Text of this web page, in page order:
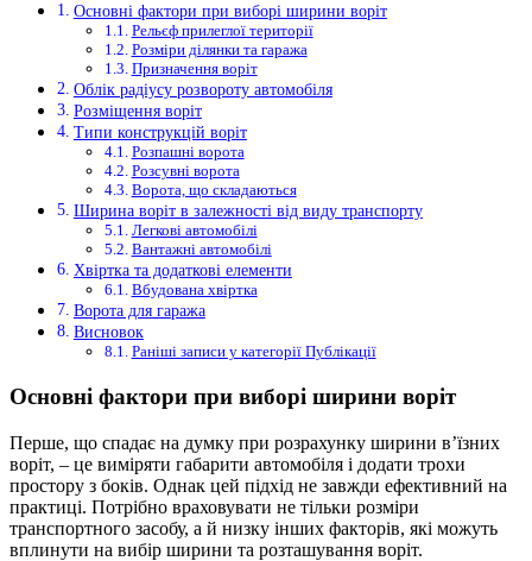
Основні фактори при виборі ширини воріт
Рельєф прилеглої території
Розміри ділянки та гаража
Призначення воріт
Облік радіусу розвороту автомобіля
Розміщення воріт
Типи конструкцій воріт
Розпашні ворота
Розсувні ворота
Ворота, що складаються
Ширина воріт в залежності від виду транспорту
Легкові автомобілі
Вантажні автомобілі
Хвіртка та додаткові елементи
Вбудована хвіртка
Ворота для гаража
Висновок
Раніші записи у категорії Публікації
Основні фактори при виборі ширини воріт
Перше, що спадає на думку при розрахунку ширини в’їзних
воріт, – це виміряти габарити автомобіля і додати трохи
простору з боків. Однак цей підхід не завжди ефективний на
практиці. Потрібно враховувати не тільки розміри
транспортного засобу, а й низку інших факторів, які можуть
вплинути на вибір ширини та розташування воріт.